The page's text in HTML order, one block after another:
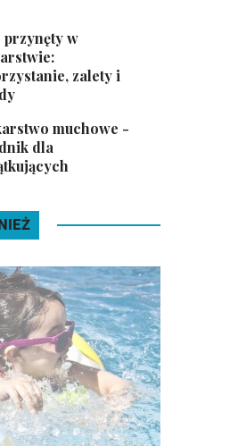
przynęty w
zalety i
muchowe -
dla